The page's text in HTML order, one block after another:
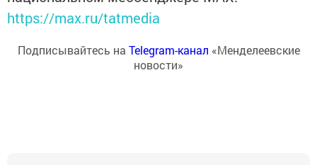
https://max.ru/tatmedia
Подписывайтесь на Telegram-канал «Менделеевские
новости»